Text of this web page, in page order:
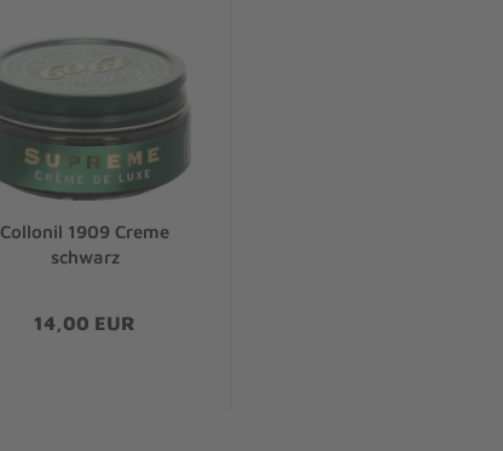
Collonil 1909 Creme
schwarz
14,00 EUR